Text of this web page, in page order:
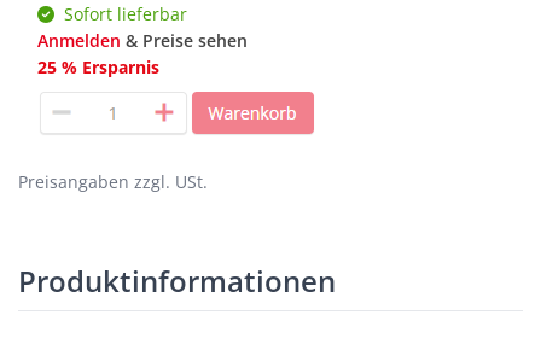
Sofort lieferbar
Anmelden & Preise sehen
25 % Ersparnis
Preisangaben zzgl. USt.
Produktinformationen